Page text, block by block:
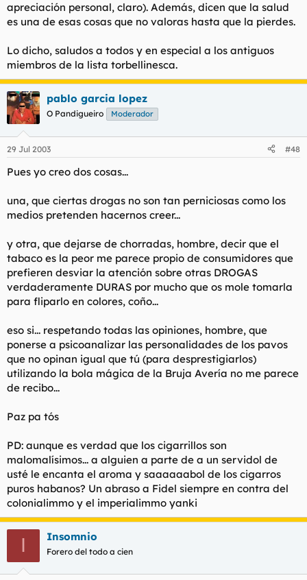
apreciación personal, claro). Además, dicen que la salud
es una de esas cosas que no valoras hasta que la pierdes.
Lo dicho, saludos a todos y en especial a los antiguos
miembros de la lista torbellinesca.
pablo garcia lopez
O Pandigueiro Moderador
29 Jul 2003 #48
Pues yo creo dos cosas...
una, que ciertas drogas no son tan perniciosas como los
medios pretenden hacernos creer...
y otra, que dejarse de chorradas, hombre, decir que el
tabaco es la peor me parece propio de consumidores que
prefieren desviar la atención sobre otras DROGAS
verdaderamente DURAS por mucho que os mole tomarla
para fliparlo en colores, coño...
eso si... respetando todas las opiniones, hombre, que
ponerse a psicoanalizar las personalidades de los pavos
que no opinan igual que tú (para desprestigiarlos)
utilizando la bola mágica de la Bruja Avería no me parece
de recibo...
Paz pa tós
PD: aunque es verdad que los cigarrillos son
malomalísimos... a alguien a parte de a un servidol de
usté le encanta el aroma y saaaaaabol de los cigarros
puros habanos? Un abraso a Fidel siempre en contra del
colonialimmo y el imperialimmo yanki
I Insomnio
Forero del todo a cien